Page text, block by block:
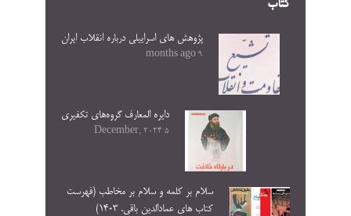
کتاب
پژوهش های اسراییلی درباره انقلاب ایران
9 months ago
دایره المعارف گروه‌های تکفیری
5 December, 2024
سلام بر کلمه و سلام بر مخاطب (فهرست
کتاب های عمادالدین باقی. ۱۴۰۳)